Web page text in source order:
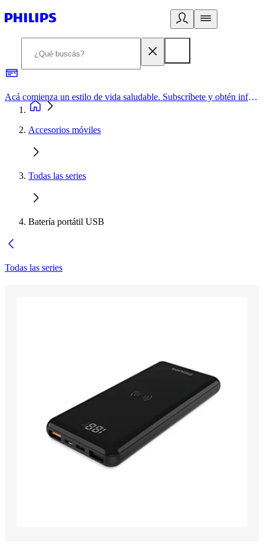
Acá comienza un estilo de vida saludable. Subscríbete y obtén información de primera mano
Accesorios móviles
Todas las series
Batería portátil USB
Todas las series